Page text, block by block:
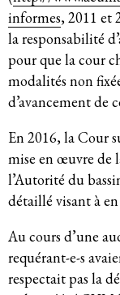
Participer
Bulletins
Devenir
Faire un don
Agir
informes, 2011 et
la responsabilité
pour que la cour
modalités non
d’avancement de
En 2016, la Cour
mise en œuvre de
l’Autorité du
détaillé visant à
Au cours d’une
requérant-e-s
respectait pas la